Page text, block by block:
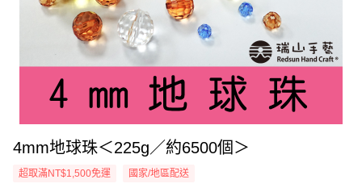
4mm地球珠＜225g／約6500個＞
超取滿NT$1,500免運 國家/地區配送